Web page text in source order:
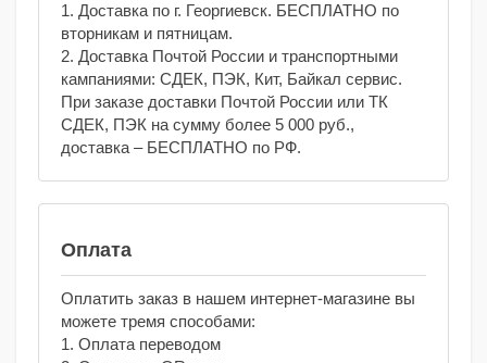
1. Доставка по г. Георгиевск. БЕСПЛАТНО по
вторникам и пятницам.
2. Доставка Почтой России и транспортными
кампаниями: СДЕК, ПЭК, Кит, Байкал сервис.
При заказе доставки Почтой России или ТК
СДЕК, ПЭК на сумму более 5 000 руб.,
доставка – БЕСПЛАТНО по РФ.
Оплата
Оплатить заказ в нашем интернет-магазине вы
можете тремя способами:
1. Оплата переводом